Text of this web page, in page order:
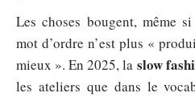
Les choses bougent, même
mot d’ordre n’est plus «
mieux ». En 2025, la slow
les ateliers que dans le